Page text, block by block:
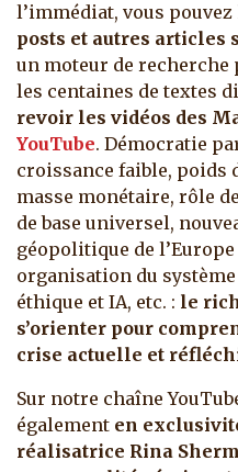
l’immédiat, vous pouvez
posts et autres articles
un moteur de recherche
les centaines de textes
revoir les vidéos des
YouTube. Démocratie
croissance faible, poids
masse monétaire, rôle
de base universel,
géopolitique de
organisation du
éthique et IA, etc. : le
s’orienter pour
crise actuelle et
Sur notre chaîne
également en
réalisatrice Rina